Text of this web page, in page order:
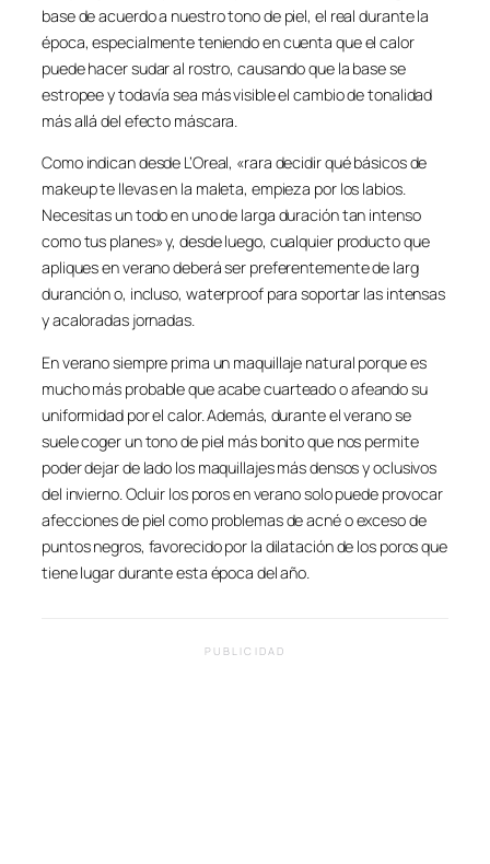
base de acuerdo a nuestro tono de piel, el real durante la
época, especialmente teniendo en cuenta que el calor
puede hacer sudar al rostro, causando que la base se
estropee y todavía sea más visible el cambio de tonalidad
más allá del efecto máscara.
Como indican desde L’Oreal, «rara decidir qué básicos de
makeup te llevas en la maleta, empieza por los labios.
Necesitas un todo en uno de larga duración tan intenso
como tus planes» y, desde luego, cualquier producto que
apliques en verano deberá ser preferentemente de larg
duranción o, incluso, waterproof para soportar las intensas
y acaloradas jornadas.
En verano siempre prima un maquillaje natural porque es
mucho más probable que acabe cuarteado o afeando su
uniformidad por el calor. Además, durante el verano se
suele coger un tono de piel más bonito que nos permite
poder dejar de lado los maquillajes más densos y oclusivos
del invierno. Ocluir los poros en verano solo puede provocar
afecciones de piel como problemas de acné o exceso de
puntos negros, favorecido por la dilatación de los poros que
tiene lugar durante esta época del año.
PUBLICIDAD